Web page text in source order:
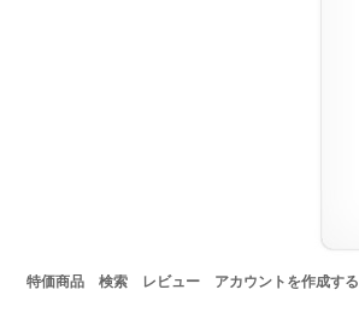
特価商品 検索 レビュー アカウントを作成する